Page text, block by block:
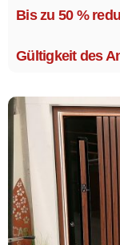
Mehrere Modelle in
Bis zu 50 %
Gültigkeit des